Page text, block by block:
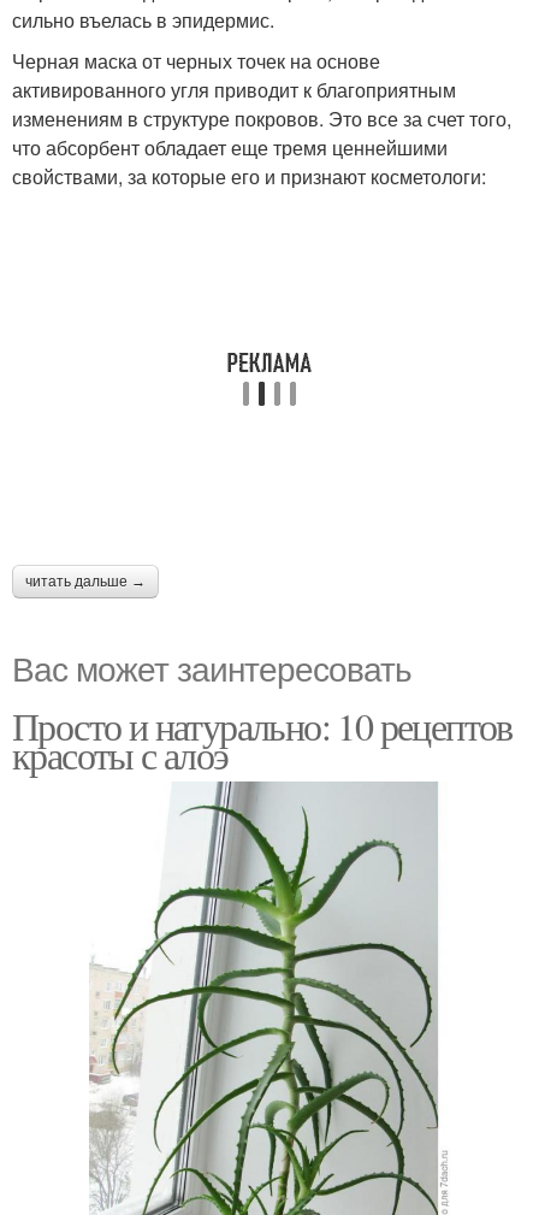
сильно въелась в эпидермис.
Черная маска от черных точек на основе
активированного угля приводит к благоприятным
изменениям в структуре покровов. Это все за счет того,
что абсорбент обладает еще тремя ценнейшими
свойствами, за которые его и признают косметологи:
читать дальше →
Вас может заинтересовать
Просто и натурально: 10 рецептов
красоты с алоэ